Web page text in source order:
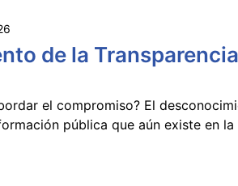
de la Transparencia
el compromiso? El
pública que aún existe en la